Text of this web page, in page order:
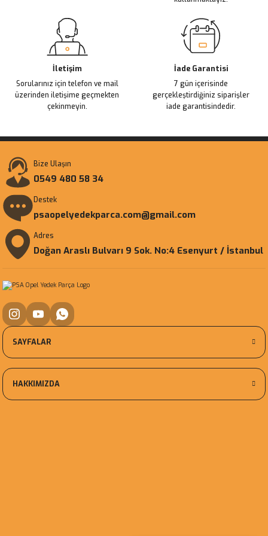
İletişim
Sorularınız için telefon ve mail
üzerinden iletişime geçmekten
çekinmeyin.
İade Garantisi
7 gün içerisinde
gerçekleştirdiğiniz siparişler
iade garantisindedir.
Bize Ulaşın
0549 480 58 34
Destek
psaopelyedekparca.com@gmail.com
Adres
Doğan Araslı Bulvarı 9 Sok. No:4 Esenyurt / İstanbul
SAYFALAR
HAKKIMIZDA